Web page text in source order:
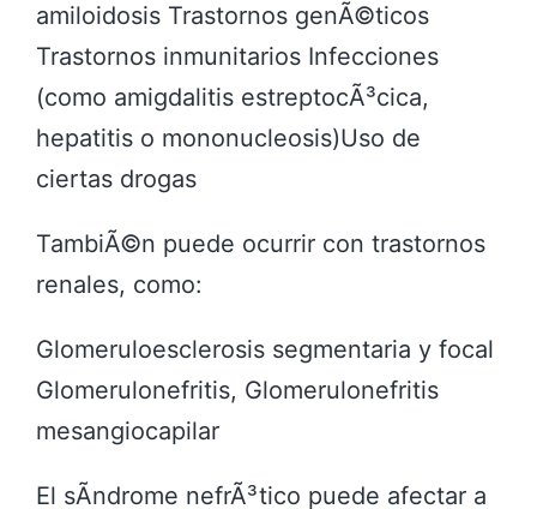
amiloidosis Trastornos genÃ©ticos
Trastornos inmunitarios Infecciones
(como amigdalitis estreptocÃ³cica,
hepatitis o mononucleosis)Uso de
ciertas drogas
TambiÃ©n puede ocurrir con trastornos
renales, como:
Glomeruloesclerosis segmentaria y focal
Glomerulonefritis, Glomerulonefritis
mesangiocapilar
El sÃ­ndrome nefrÃ³tico puede afectar a